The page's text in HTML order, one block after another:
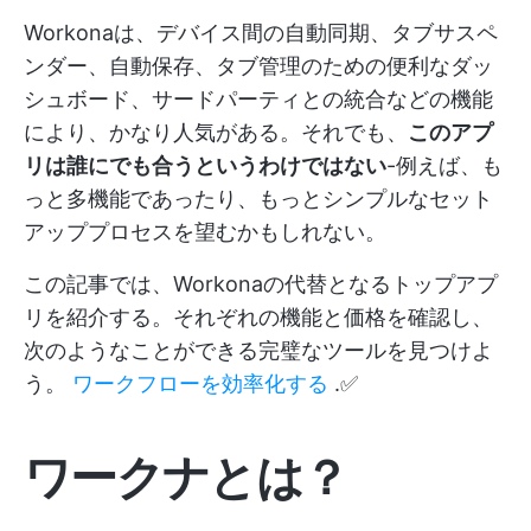
Workonaは、デバイス間の自動同期、タブサスペ
ンダー、自動保存、タブ管理のための便利なダッ
シュボード、サードパーティとの統合などの機能
により、かなり人気がある。それでも、 このアプ
リは誰にでも合うというわけではない-例えば、も
っと多機能であったり、もっとシンプルなセット
アッププロセスを望むかもしれない。
この記事では、Workonaの代替となるトップアプ
リを紹介する。それぞれの機能と価格を確認し、
次のようなことができる完璧なツールを見つけよ
う。 ワークフローを効率化する .✅
ワークナとは？